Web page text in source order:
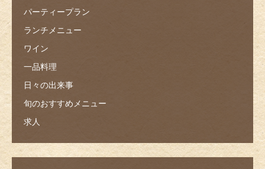
パーティープラン
ランチメニュー
ワイン
一品料理
日々の出来事
旬のおすすめメニュー
求人